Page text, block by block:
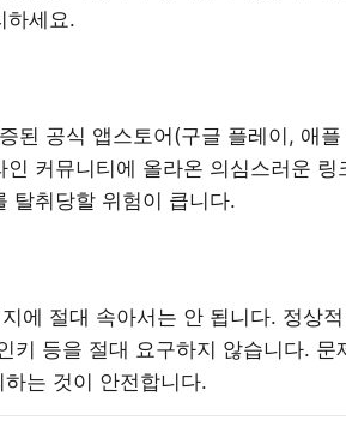
하세요.
된 공식 앱스토어(구글 플레이, 애
커뮤니티에 올라온 의심스러운
탈취당할 위험이 큽니다.
에 절대 속아서는 안 됩니다. 정상
키 등을 절대 요구하지 않습니다. 문
는 것이 안전합니다.